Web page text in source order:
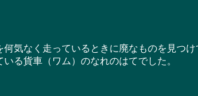
気なく走っているときに廃なものを見つ
る貨車（ワム）のなれのはてでした。